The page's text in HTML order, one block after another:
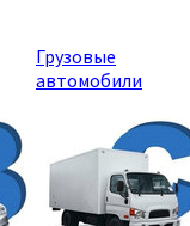
Грузовые
автомобили